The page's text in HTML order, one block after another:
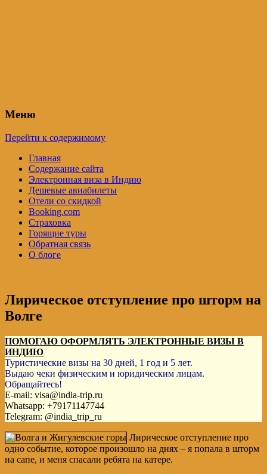
Меню
Перейти к содержимому
Главная
Содержание сайта
Электронная виза в Индию
Дешевые авиабилеты
Отели со скидкой
Booking.com
Страховка
Горящие туры
Обратная связь
О блоге
Лирическое отступление про шторм на
Волге
ПОМОГАЮ ОФОРМЛЯТЬ ЭЛЕКТРОННЫЕ ВИЗЫ В
ИНДИЮ
Туристические визы на 30 дней, 1 год и 5 лет.
Выдаю чеки физическим и юридическим лицам.
Обращайтесь!
E-mail: visa@india-trip.ru
Whatsapp: +79171147744
Telegram: @india_trip_ru
Лирическое отступление про
одно событие, которое произошло на днях – я попала в шторм
на сапе, и меня спасали ребята на катере.